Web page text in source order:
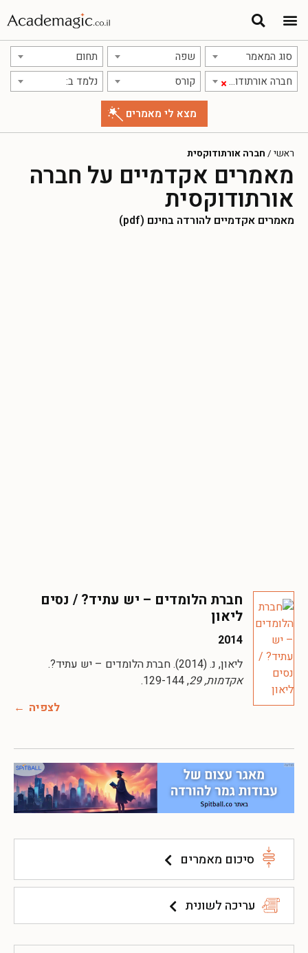
סוג המאמר שפה תחום
×חברה אורתודוקסית קורס נלמד ב:
סיכום מאמרים
עריכה לשונית
ראשי / חברה אורתודוקסית
מאמרים אקדמיים על חברה
אורתודוקסית
מאמרים אקדמיים להורדה בחינם (pdf)
חברת הלומדים – יש עתיד? / נסים
ליאון
2014
ליאון, נ. (2014). חברת הלומדים – יש עתיד?.
אקדמות, 29
, 129-144.
לצפיה